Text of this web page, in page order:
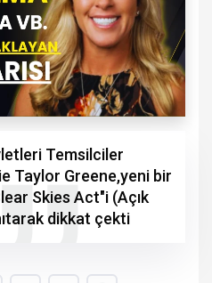
Temsilciler
Taylor Greene,yeni bir
Skies Act"i (Açık
dikkat çekti